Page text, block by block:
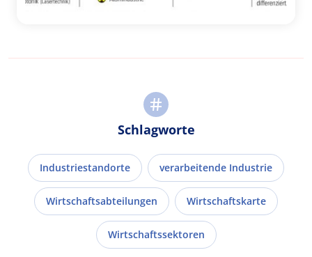
Schlagworte
Industriestandorte verarbeitende Industrie
Wirtschaftsabteilungen Wirtschaftskarte
Wirtschaftssektoren